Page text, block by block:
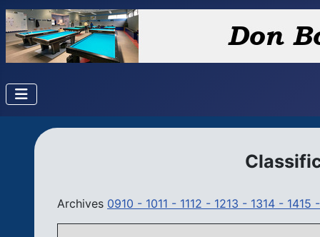
Archives 0910 - 1011 - 1112 - 1213 - 1314 - 1415